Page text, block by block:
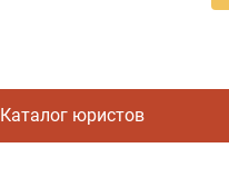
Каталог юристов